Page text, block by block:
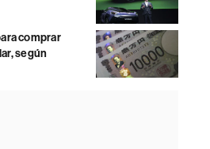
comprar
según